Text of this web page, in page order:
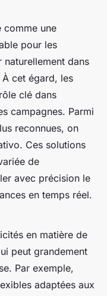
comme une
pour les
naturellement dans
cet égard, les
clé dans
campagnes. Parmi
reconnues, on
Ces solutions
de
avec précision le
en temps réel.
en matière de
peut grandement
Par exemple,
adaptées aux